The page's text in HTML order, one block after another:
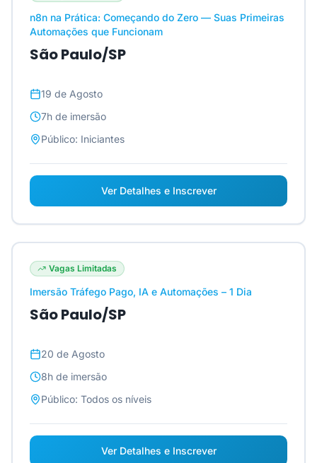
n8n na Prática: Começando do Zero — Suas Primeiras
Automações que Funcionam
São Paulo/SP
19 de Agosto
7h de imersão
Público: Iniciantes
Ver Detalhes e Inscrever
Vagas Limitadas
Imersão Tráfego Pago, IA e Automações – 1 Dia
São Paulo/SP
20 de Agosto
8h de imersão
Público: Todos os níveis
Ver Detalhes e Inscrever